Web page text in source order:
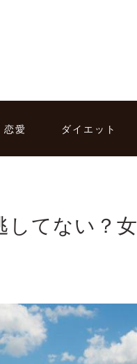
恋愛 ダイエット
してない？